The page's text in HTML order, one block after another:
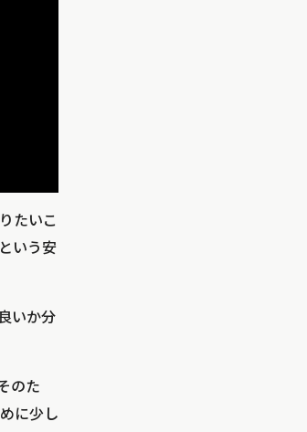
たいこ
いう安
いか分
のた
に少し